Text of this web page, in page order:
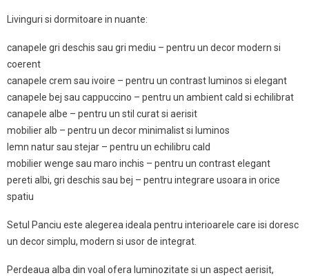
Livinguri si dormitoare in nuante:
canapele gri deschis sau gri mediu – pentru un decor modern si
coerent
canapele crem sau ivoire – pentru un contrast luminos si elegant
canapele bej sau cappuccino – pentru un ambient cald si echilibrat
canapele albe – pentru un stil curat si aerisit
mobilier alb – pentru un decor minimalist si luminos
lemn natur sau stejar – pentru un echilibru cald
mobilier wenge sau maro inchis – pentru un contrast elegant
pereti albi, gri deschis sau bej – pentru integrare usoara in orice
spatiu
Setul Panciu este alegerea ideala pentru interioarele care isi doresc
un decor simplu, modern si usor de integrat.
Perdeaua alba din voal ofera luminozitate si un aspect aerisit,